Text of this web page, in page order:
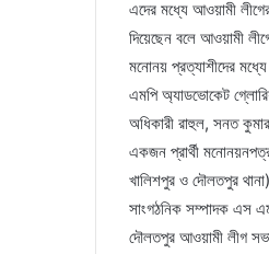
এদের মধ্যে আওয়ামী
দিয়েছেন বলে আওয়ামী
মনোনয় প্রত্যাশীদের
এমপি অ্যাডভোকেট
অধিকারী রাহুল, সনত
একজন প্রার্থী
খালিশপুর ও দৌলতপুর
সাংগঠনিক সম্পাদক এস
দৌলতপুর আওয়ামী লীগ